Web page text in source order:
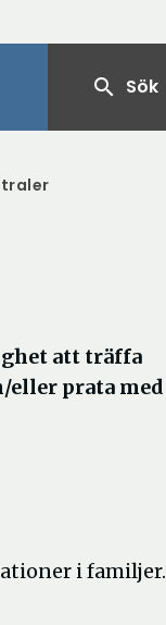
search Sök
att träffa
eller prata med
i familjer.